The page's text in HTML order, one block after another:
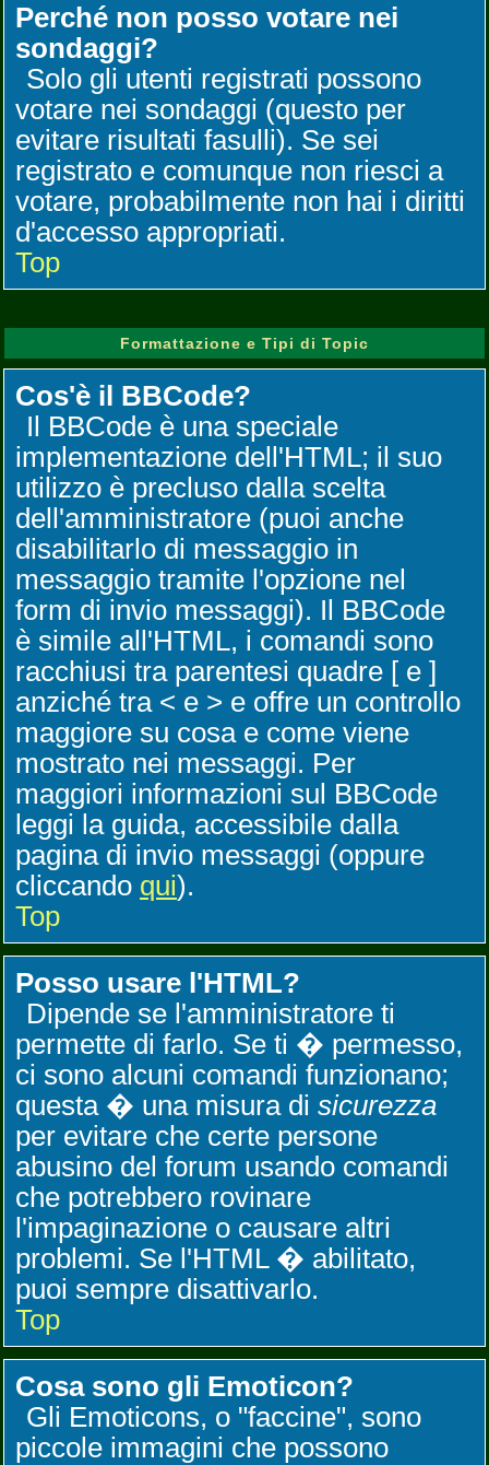
Perché non posso votare nei
sondaggi?
Solo gli utenti registrati possono
votare nei sondaggi (questo per
evitare risultati fasulli). Se sei
registrato e comunque non riesci a
votare, probabilmente non hai i diritti
d'accesso appropriati.
Top
Formattazione e Tipi di Topic
Cos'è il BBCode?
Il BBCode è una speciale
implementazione dell'HTML; il suo
utilizzo è precluso dalla scelta
dell'amministratore (puoi anche
disabilitarlo di messaggio in
messaggio tramite l'opzione nel
form di invio messaggi). Il BBCode
è simile all'HTML, i comandi sono
racchiusi tra parentesi quadre [ e ]
anziché tra < e > e offre un controllo
maggiore su cosa e come viene
mostrato nei messaggi. Per
maggiori informazioni sul BBCode
leggi la guida, accessibile dalla
pagina di invio messaggi (oppure
cliccando qui).
Top
Posso usare l'HTML?
Dipende se l'amministratore ti
permette di farlo. Se ti � permesso,
ci sono alcuni comandi funzionano;
questa � una misura di sicurezza
per evitare che certe persone
abusino del forum usando comandi
che potrebbero rovinare
l'impaginazione o causare altri
problemi. Se l'HTML � abilitato,
puoi sempre disattivarlo.
Top
Cosa sono gli Emoticon?
Gli Emoticons, o "faccine", sono
piccole immagini che possono